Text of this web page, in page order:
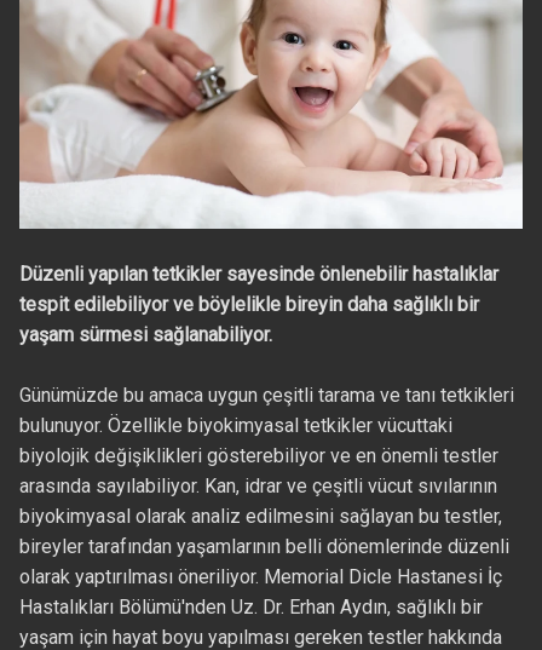
Düzenli yapılan tetkikler sayesinde önlenebilir hastalıklar
tespit edilebiliyor ve böylelikle bireyin daha sağlıklı bir
yaşam sürmesi sağlanabiliyor.
Günümüzde bu amaca uygun çeşitli tarama ve tanı tetkikleri
bulunuyor. Özellikle biyokimyasal tetkikler vücuttaki
biyolojik değişiklikleri gösterebiliyor ve en önemli testler
arasında sayılabiliyor. Kan, idrar ve çeşitli vücut sıvılarının
biyokimyasal olarak analiz edilmesini sağlayan bu testler,
bireyler tarafından yaşamlarının belli dönemlerinde düzenli
olarak yaptırılması öneriliyor. Memorial Dicle Hastanesi İç
Hastalıkları Bölümü'nden Uz. Dr. Erhan Aydın, sağlıklı bir
yaşam için hayat boyu yapılması gereken testler hakkında